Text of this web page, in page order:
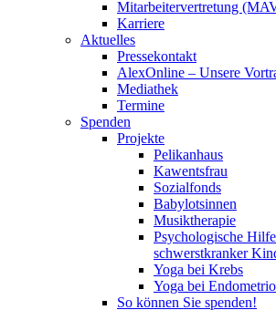
Mitarbeitervertretung
Karriere
Aktuelles
Pressekontakt
AlexOnline – Unsere
Mediathek
Termine
Spenden
Projekte
Pelikanhaus
Kawentsfrau
Sozialfonds
Babylotsinnen
Musiktherapie
Psychologische
schwerstkranker
Yoga bei Krebs
Yoga bei
So können Sie spenden!